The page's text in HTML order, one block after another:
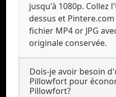
jusqu'à 1080p. Collez
dessus et
fichier MP4 or JPG
originale conservée.
Dois-je avoir besoin
Pillowfort pour
Pillowfort?